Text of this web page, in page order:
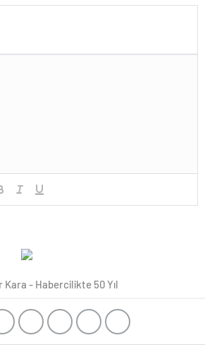
Oldu…
Vakfı’nın İl Başkanı Alparslan
Kara - Habercilikte 50 Yıl